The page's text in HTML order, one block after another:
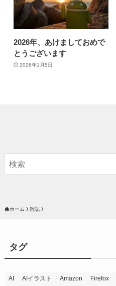
2026年、あけましておめで
とうございます
2026年1月5日
ホーム 雑記
タグ
AI AIイラスト Amazon Firefox